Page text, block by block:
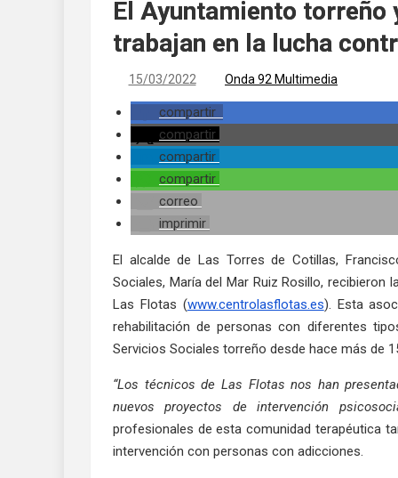
El Ayuntamiento torreño
trabajan en la lucha
15/03/2022 Onda 92 Multimedia
compartir
compartir
compartir
compartir
correo
imprimir
El alcalde de Las Torres de Cotillas,
Sociales, María del Mar Ruiz Rosillo,
Las Flotas (www.centrolasflotas.es). Esta
rehabilitación de personas con diferentes
Servicios Sociales torreño desde hace más de
“Los técnicos de Las Flotas nos han
nuevos proyectos de intervención
profesionales de esta comunidad terapéutica
intervención con personas con adicciones.